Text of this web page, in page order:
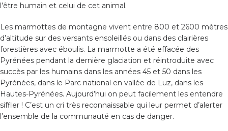
l’être humain et celui de cet animal.
Les marmottes de montagne vivent entre 800 et 2600 mètres
d’altitude sur des versants ensoleillés ou dans des clairières
forestières avec éboulis. La marmotte a été effacée des
Pyrénées pendant la dernière glaciation et réintroduite avec
succès par les humains dans les années 45 et 50 dans les
Pyrénées, dans le Parc national en vallée de Luz, dans les
Hautes-Pyrénées. Aujourd’hui on peut facilement les entendre
siffler ! C’est un cri très reconnaissable qui leur permet d’alerter
l’ensemble de la communauté en cas de danger.